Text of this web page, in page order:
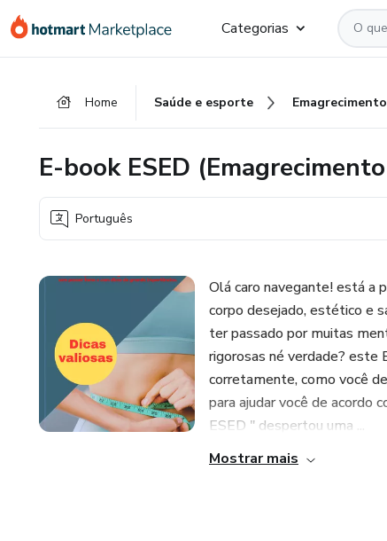
para
para
para
Categorias
Home Saúde e esporte Emagrecimento
E-book ESED
Português
Olá caro navegante! está a
corpo desejado, estético e
ter passado por muitas
rigorosas né verdade? este
corretamente, como você
para ajudar você de acordo
ESED " despertou uma ...
Mostrar mais